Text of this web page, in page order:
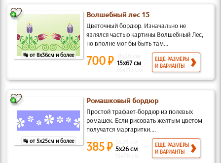
↹ от 8x36см и более
Волшебный лес 15
Цветочный бордюр. Изначально не
являлся частью картины Волшебный Лес,
но вполне мог бы быть там...
700 ₽ 15x67 см
ЕЩЕ РАЗМЕРЫ
И ВАРИАНТЫ
↹ от 5x25см и более
Ромашковый бордюр
Простой трафает-бордюр из полевых
ромашек. Если рисовать желтым цветом -
получатся маргаритки....
385 ₽ 5x26 см
ЕЩЕ РАЗМЕРЫ
И ВАРИАНТЫ